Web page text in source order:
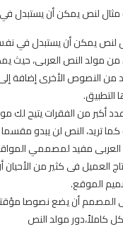
لنص يمكن أن يستبدل
لنص يمكن أن يستبدل في
من مولد النص العربى، حيث
من النصوص الأخرى إضافة
التطبيق.
أكبر من الفقرات يتيح لك
كما تريد، النص لن يبدو
العربى مفيد لمصممي
العميل فى كثير من الأحيان
الموقع.
أن يضع نصوصا
كاملاً،دور مولد النص